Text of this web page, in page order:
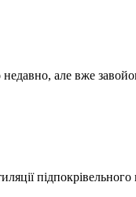
але вже